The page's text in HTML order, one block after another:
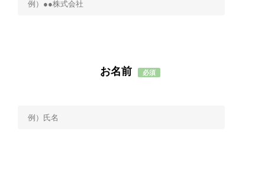
お名前 必須